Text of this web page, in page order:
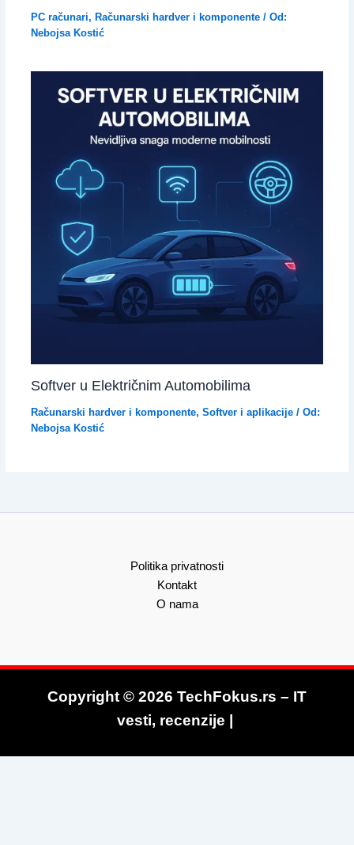
PC računari, Računarski hardver i komponente/ Od:
Nebojsa Kostić
Softver u Električnim Automobilima
Računarski hardver i komponente, Softver i aplikacije/ Od:
Nebojsa Kostić
Politika privatnosti
Kontakt
O nama
Copyright © 2026 TechFokus.rs – IT
vesti, recenzije |